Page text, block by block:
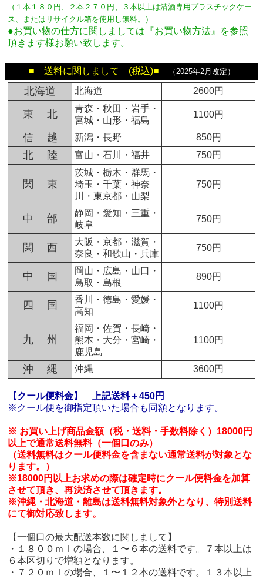
（１本１８０円、２本２７０円、３本以上は清酒専用プラスチックケー
ス、またはリサイクル箱を使用し無料。
）
●お買い物の仕方に関しましては『お買い物方法』を参照
頂きます様お願い致します。
■ 送料に関しまして (税込)■ （2025年2月改定）
北海道 北海道 2600円
東 北
青森・秋田・岩手・
宮城・山形・福島
1100円
信 越 新潟・長野 850円
北 陸 富山・石川・福井 750円
関 東
茨城・栃木・群馬・
埼玉・千葉・神奈
川・東京都・山梨
750円
中 部
静岡・愛知・三重・
岐阜
750円
関 西
大阪・京都・滋賀・
奈良・和歌山・兵庫
750円
中 国
岡山・広島・山口・
鳥取・島根
890円
四 国
香川・徳島・愛媛・
高知
1100円
九 州
福岡・佐賀・長崎・
熊本・大分・宮崎・
鹿児島
1100円
沖 縄 沖縄 3600円
【クール便料金】
上記送料＋450円
※クール便を御指定頂いた場合も同額となります。
※ お買い上げ商品金額（税・送料・手数料除く）18000円
以上で通常送料無料（一個口のみ）
（送料無料はクール便料金を含まない通常送料が対象とな
ります。）
※18000円以上お求めの際は確定時にクール便料金を加算
させて頂き、再決済させて頂きます。
※沖縄・北海道・離島は送料無料対象外となり、特別送料
にて御対応致します。
【一個口の最大配送本数に関しまして】
・１８００ｍｌの場合、１〜６本の送料です。７本以上は
６本区切りで増額となります。
・７２０ｍｌの場合、１〜１２本の送料です。１３本以上